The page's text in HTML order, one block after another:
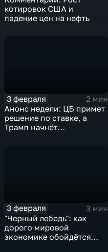
котировок США и
падение цен на нефть
3 февраля
2 мин
Анонс недели: ЦБ примет
решение по ставке, а
Трамп начнёт
3 февраля
3 мин
"Черный лебедь": как
дорого мировой
экономике обойдётся